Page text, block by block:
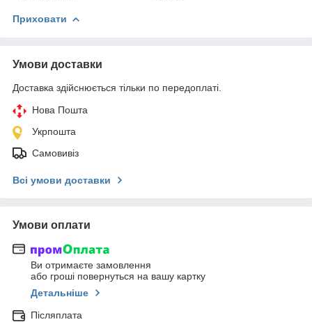
Приховати
Умови доставки
Доставка здійснюється тільки по передоплаті.
Нова Пошта
Укрпошта
Самовивіз
Всі умови доставки
Умови оплати
Ви отримаєте замовлення
або гроші повернуться на вашу картку
Детальніше
Післяплата